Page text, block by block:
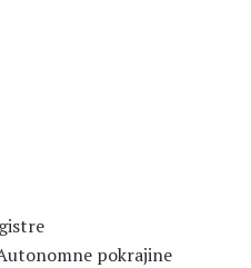
pokrajine